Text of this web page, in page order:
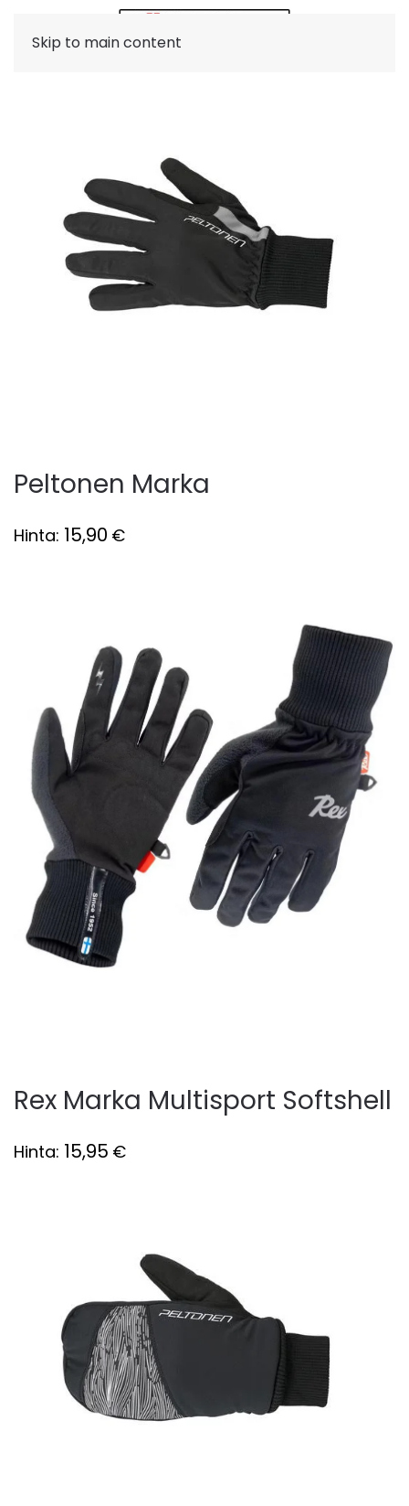
Skip to main content
Peltonen Marka
Hinta: 15,90 €
Rex Marka Multisport Softshell
Hinta: 15,95 €